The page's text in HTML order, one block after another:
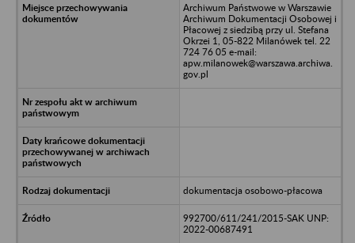
Archiwum Państwowe w Warszawie
Archiwum Dokumentacji Osobowej i
Płacowej z siedzibą przy ul. Stefana
Okrzei 1, 05-822 Milanówek tel. 22
724 76 05 e-mail:
apw.milanowek@warszawa.archiwa.
gov.pl
dokumentacja osobowo-płacowa
992700/611/241/2015-SAK UNP:
2022-00687491